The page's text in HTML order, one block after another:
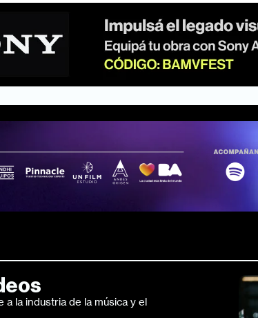
a la industria de la música y el